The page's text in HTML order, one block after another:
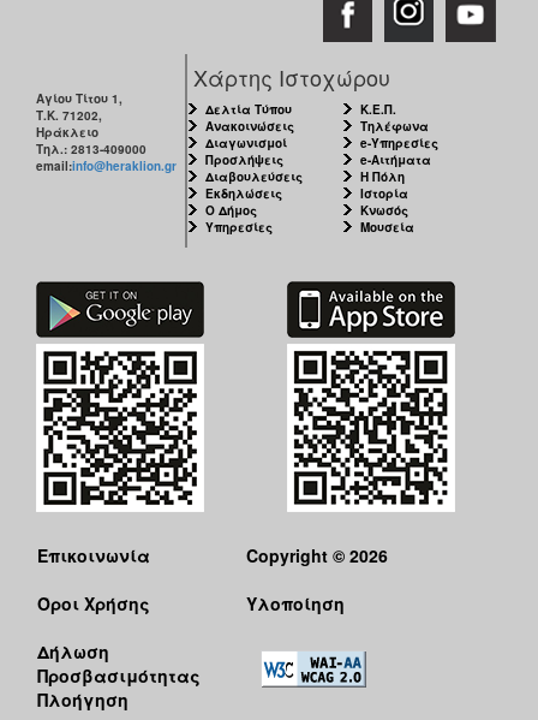
Αγίου Τίτου 1,
Τ.Κ. 71202,
Ηράκλειο
Τηλ.: 2813-409000
email:info@heraklion.gr
Χάρτης Ιστοχώρου
Δελτία Τύπου
Ανακοινώσεις
Διαγωνισμοί
Προσλήψεις
Διαβουλεύσεις
Εκδηλώσεις
Ο Δήμος
Υπηρεσίες
Κ.Ε.Π.
Τηλέφωνα
e-Υπηρεσίες
e-Αιτήματα
Η Πόλη
Ιστορία
Κνωσός
Μουσεία
Επικοινωνία
Όροι Χρήσης
Δήλωση
Προσβασιμότητας
Πλοήγηση
Copyright © 2026
Υλοποίηση